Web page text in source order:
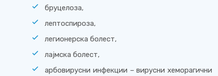
бруцелоза,
лептоспироза,
легионерска болест,
лајмска болест,
арбовирусни инфекции – вирусни хеморагични